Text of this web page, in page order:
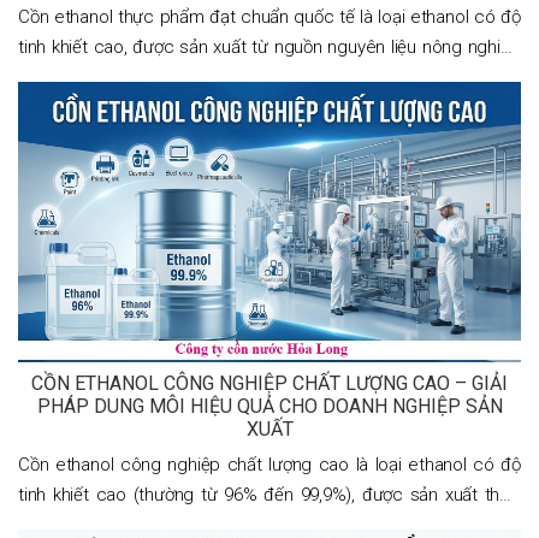
Cồn ethanol thực phẩm đạt chuẩn quốc tế là loại ethanol có độ
tinh khiết cao, được sản xuất từ nguồn nguyên liệu nông nghiệp
men và chưng cất hiện
CỒN ETHANOL CÔNG NGHIỆP CHẤT LƯỢNG CAO – GIẢI
PHÁP DUNG MÔI HIỆU QUẢ CHO DOANH NGHIỆP SẢN
XUẤT
Cồn ethanol công nghiệp chất lượng cao là loại ethanol có độ
tinh khiết cao (thường từ 96% đến 99,9%), được sản xuất theo